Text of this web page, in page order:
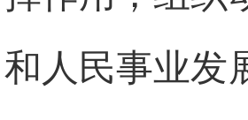
和人民事业发